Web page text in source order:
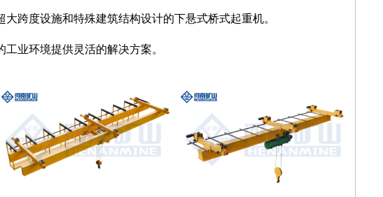
跨度设施和特殊建筑结构设计的下悬式桥式起重机。
业环境提供灵活的解决方案。